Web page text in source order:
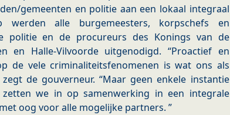
gemeenten en politie aan een lokaal integraal
werden alle burgemeesters, korpschefs en
politie en de procureurs des Konings van de
en Halle-Vilvoorde uitgenodigd. “Proactief en
de vele criminaliteitsfenomenen is wat ons als
de gouverneur. “Maar geen enkele instantie
we in op samenwerking in een integrale
oog voor alle mogelijke partners. ”